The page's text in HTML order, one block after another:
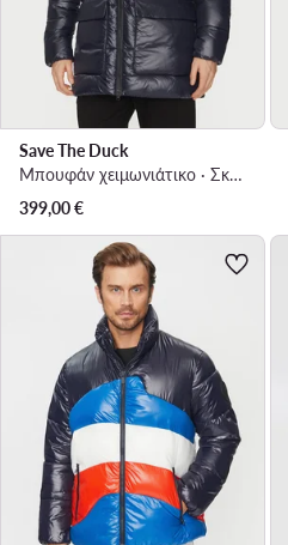
Save The Duck
Μπουφάν χειμωνιάτικο · Σκούρο μπλε
399,00€